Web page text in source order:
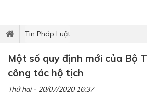
Tin Pháp Luật
Một số quy định mới của Bộ
công tác hộ tịch
Thứ hai - 20/07/2020 16:37